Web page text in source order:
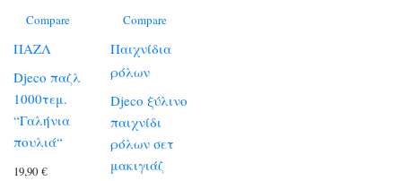
Compare
ΠΑΖΛ
Djeco παζλ
1000τεμ.
“Γαλήνια
πουλιά“
19,90 €
Compare
Παιχνίδια
ρόλων
Djeco ξύλινο
παιχνίδι
ρόλων σετ
μακιγιάζ